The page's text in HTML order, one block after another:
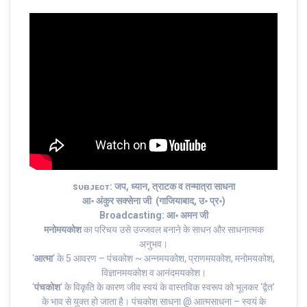
sᴜʙᴊᴇᴄᴛ: जप, ध्यान, त्राटक व तन्मात्रा साधना
आ॰ अंकुर सक्सेना जी (गाजियाबाद, उ॰ प्र॰)
Broadcasting: आ॰ अमन जी
मनोमयकोशका परिचय उसे उज्जवल बनाने के साधन और साधनात्मक
अनुभव।
‘आत्मा‘ के 5 आवरण – पंचकोश ~ अन्नमयकोश, प्राणमयकोश, मनोमयकोश,
विज्ञानमयकोश व आनंदमयकोश।
‘पंचकोश‘ के विकृति के कारण जीव स्वयं के वास्तविक स्वरूप को भूलकर ‘द्वैत’
के भाव से युक्त हो जाता है। पंचकोश साधना @ आत्मसाधना – स्वयं के